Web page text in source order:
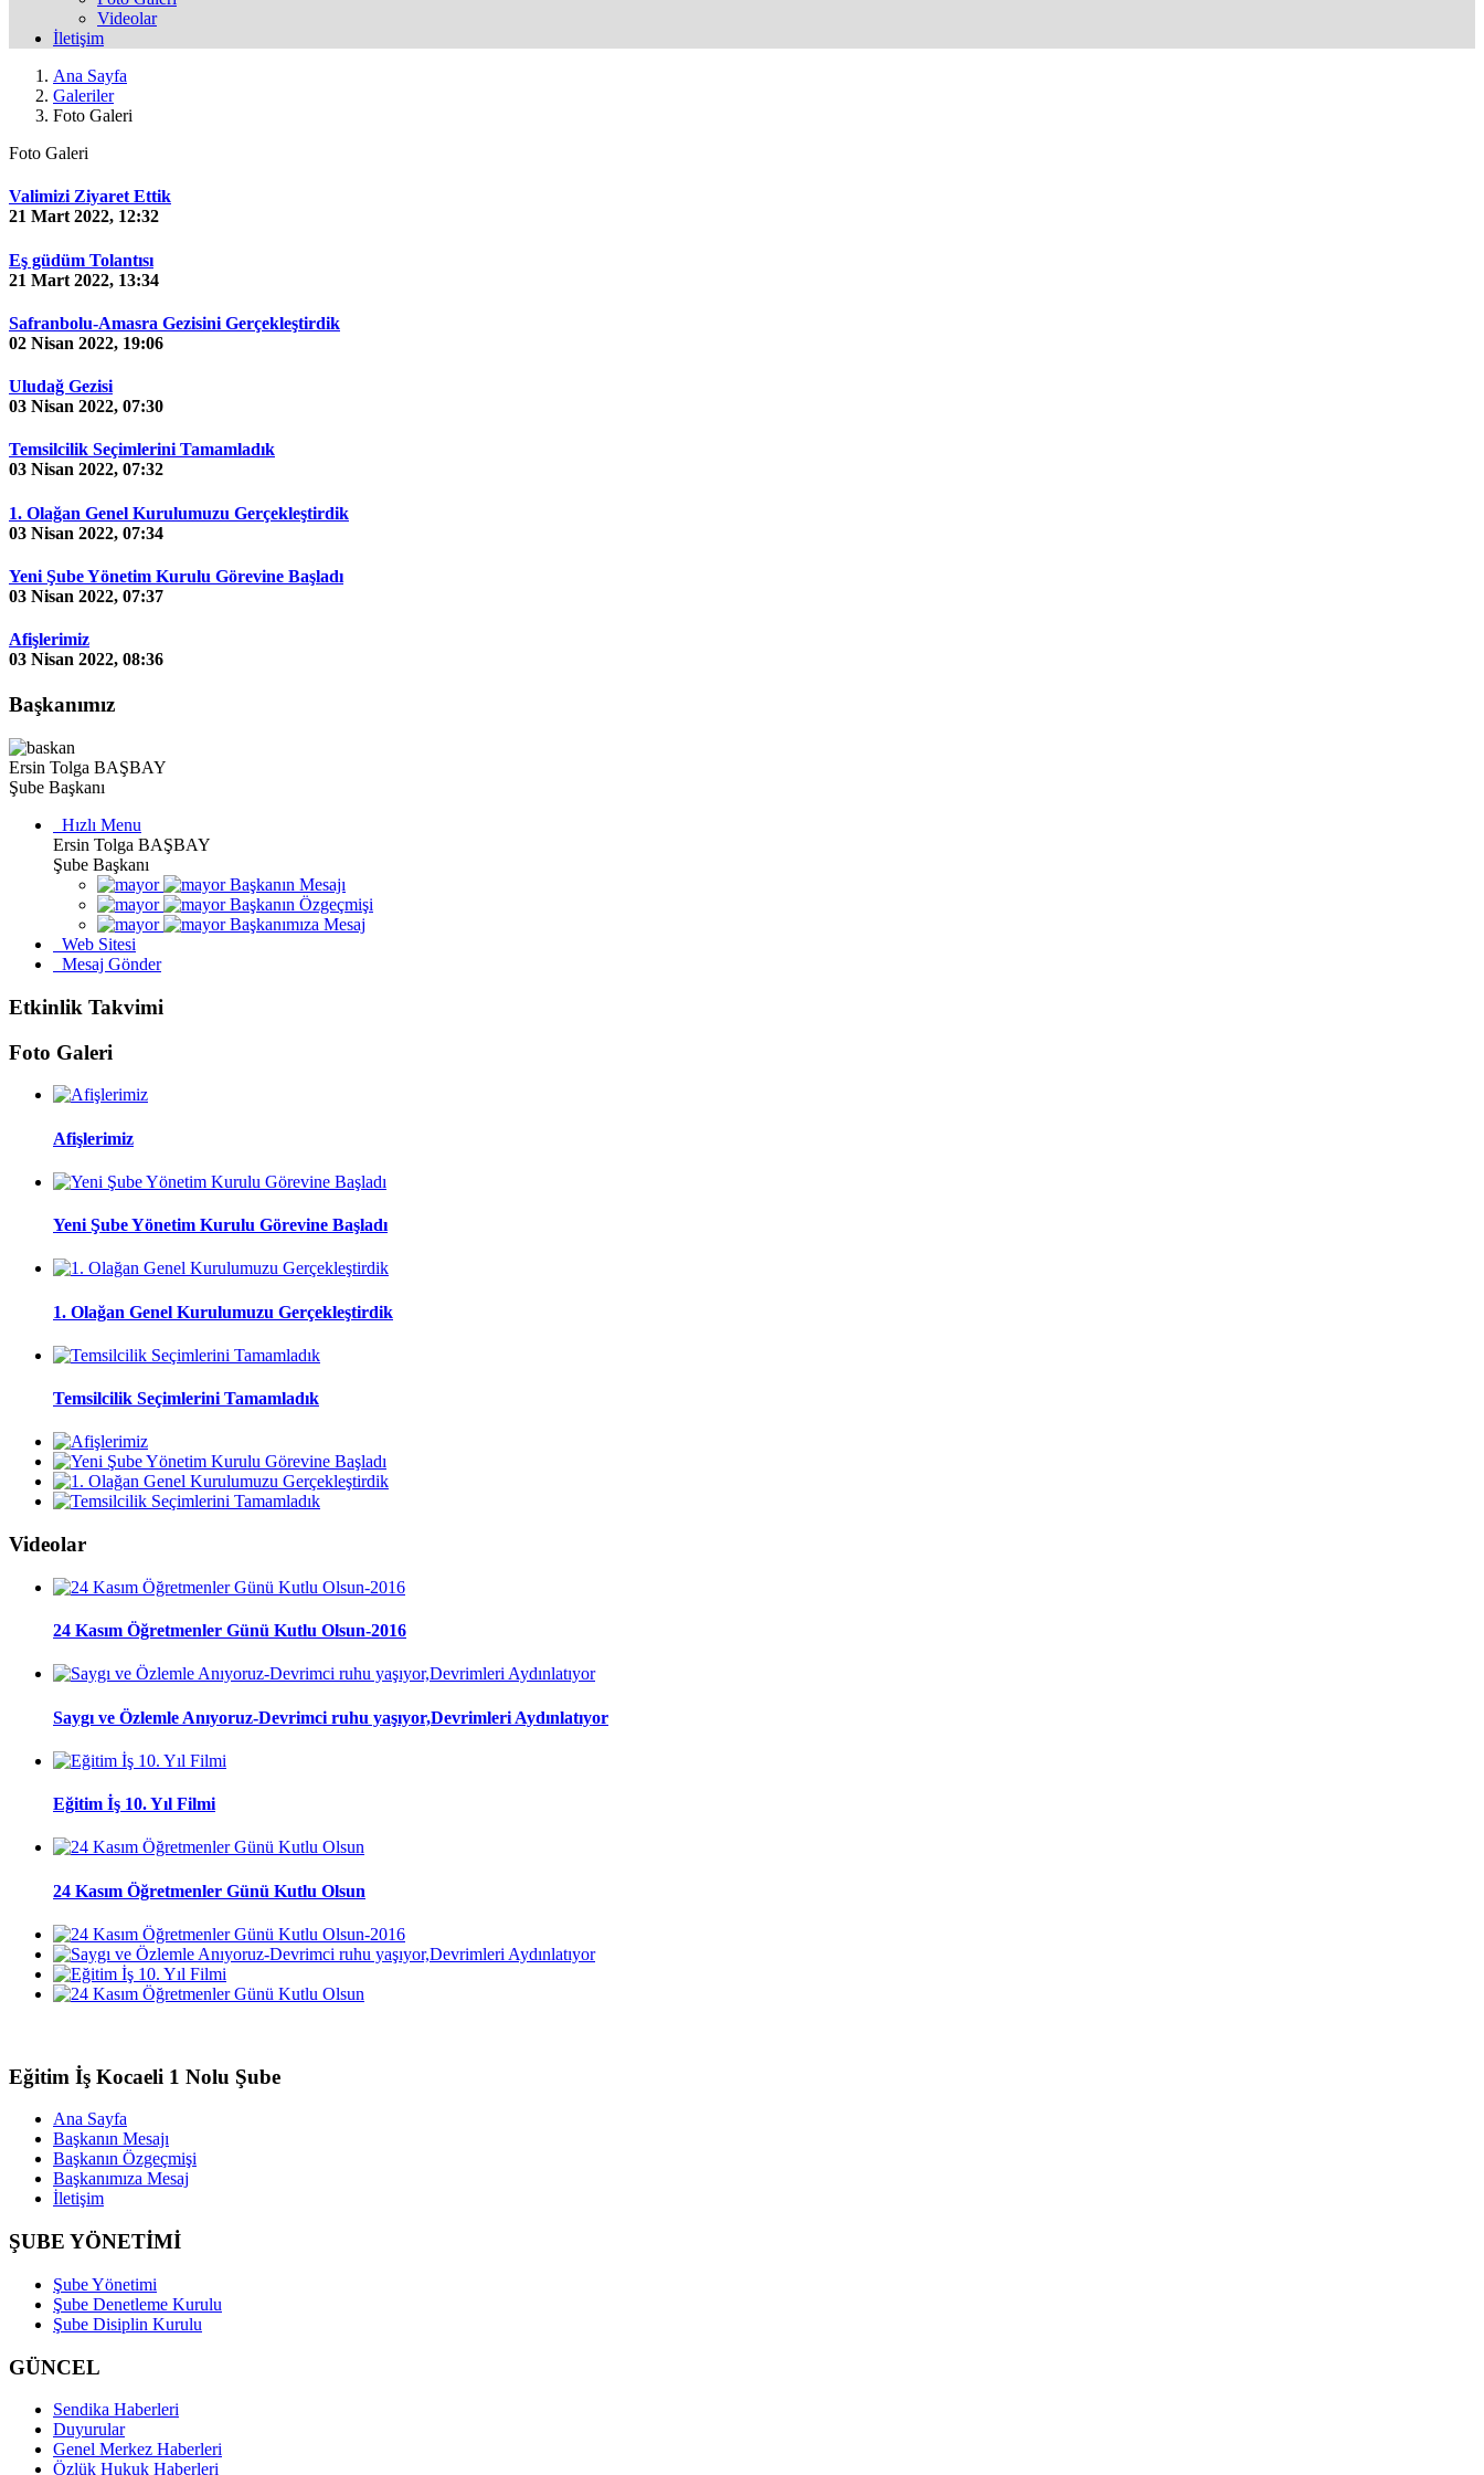
Videolar
İletişim
Ana Sayfa
Galeriler
Foto Galeri
Foto Galeri
Valimizi Ziyaret Ettik
21 Mart 2022, 12:32
Eş güdüm Tolantısı
21 Mart 2022, 13:34
Safranbolu-Amasra Gezisini Gerçekleştirdik
02 Nisan 2022, 19:06
Uludağ Gezisi
03 Nisan 2022, 07:30
Temsilcilik Seçimlerini Tamamladık
03 Nisan 2022, 07:32
1. Olağan Genel Kurulumuzu Gerçekleştirdik
03 Nisan 2022, 07:34
Yeni Şube Yönetim Kurulu Görevine Başladı
03 Nisan 2022, 07:37
Afişlerimiz
03 Nisan 2022, 08:36
Başkanımız
Ersin Tolga BAŞBAY
Şube Başkanı
Hızlı Menu
Ersin Tolga BAŞBAY
Şube Başkanı
Başkanın Mesajı
Başkanın Özgeçmişi
Başkanımıza Mesaj
Web Sitesi
Mesaj Gönder
Etkinlik Takvimi
Foto Galeri
Afişlerimiz
Yeni Şube Yönetim Kurulu Görevine Başladı
1. Olağan Genel Kurulumuzu Gerçekleştirdik
Temsilcilik Seçimlerini Tamamladık
Videolar
24 Kasım Öğretmenler Günü Kutlu Olsun-2016
Saygı ve Özlemle Anıyoruz-Devrimci ruhu yaşıyor,Devrimleri Aydınlatıyor
Eğitim İş 10. Yıl Filmi
24 Kasım Öğretmenler Günü Kutlu Olsun
Eğitim İş Kocaeli 1 Nolu Şube
Ana Sayfa
Başkanın Mesajı
Başkanın Özgeçmişi
Başkanımıza Mesaj
İletişim
ŞUBE YÖNETİMİ
Şube Yönetimi
Şube Denetleme Kurulu
Şube Disiplin Kurulu
GÜNCEL
Sendika Haberleri
Duyurular
Genel Merkez Haberleri
Özlük Hukuk Haberleri